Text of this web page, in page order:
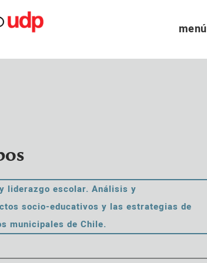
menú
liderazgo escolar. Análisis y
socio-educativos y las estrategias de
municipales de Chile.